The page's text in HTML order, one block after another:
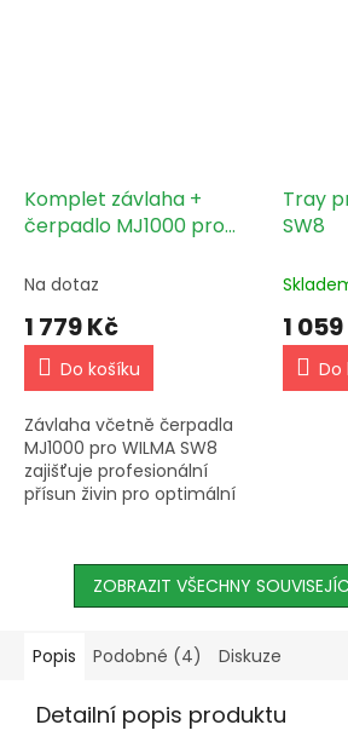
Komplet závlaha +
čerpadlo MJ1000 pro
8
Na dotaz
1 779 Kč
Do košíku
Závlaha včetně čerpadla
MJ1000 pro WILMA SW8
zajišťuje profesionální
přísun živin pro optimální
Systémy jsou stabilní a
umožňují...
Tray
SW8
1
Do
ZOBRAZIT VŠECHNY
Popis Podobné (4) Diskuze
Detailní popis produktu